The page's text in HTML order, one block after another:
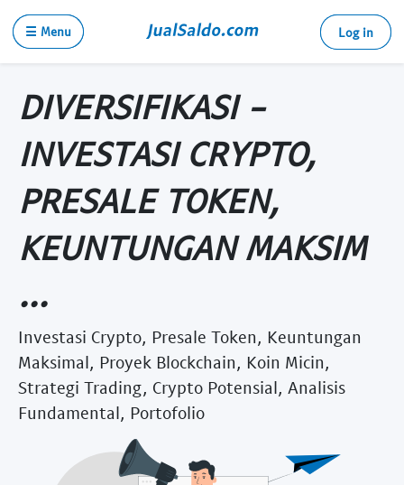
☰ Menu Log in
DIVERSIFIKASI -
INVESTASI CRYPTO,
PRESALE TOKEN,
KEUNTUNGAN MAKSIM
...
Investasi Crypto, Presale Token, Keuntungan
Maksimal, Proyek Blockchain, Koin Micin,
Strategi Trading, Crypto Potensial, Analisis
Fundamental, Portofolio